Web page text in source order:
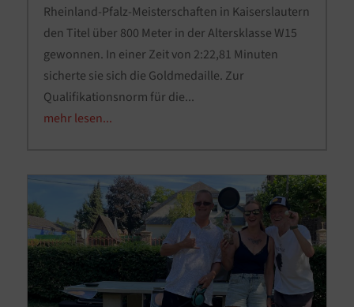
Rheinland-Pfalz-Meisterschaften in Kaiserslautern
den Titel über 800 Meter in der Altersklasse W15
gewonnen. In einer Zeit von 2:22,81 Minuten
sicherte sie sich die Goldmedaille. Zur
Qualifikationsnorm für die...
mehr lesen...